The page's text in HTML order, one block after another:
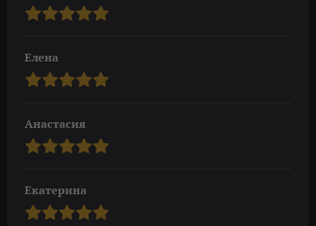
Елена
Анастасия
Екатерина